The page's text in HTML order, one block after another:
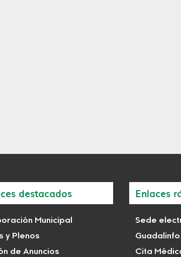
destacados
Municipal
y Plenos
de Anuncios
Enlaces
Sede
Guadalinfo
Cita